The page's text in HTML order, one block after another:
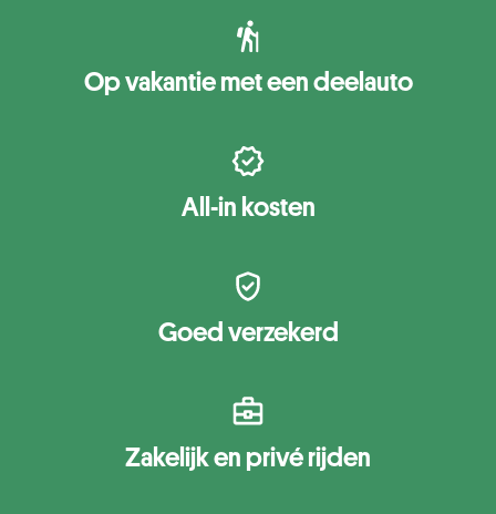
Op vakantie met een deelauto
All-in kosten
Goed verzekerd
Zakelijk en privé rijden